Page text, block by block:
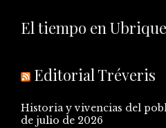
El tiempo en Ubrique
Editorial Tréveris
Historia y vivencias del
de julio de 2026